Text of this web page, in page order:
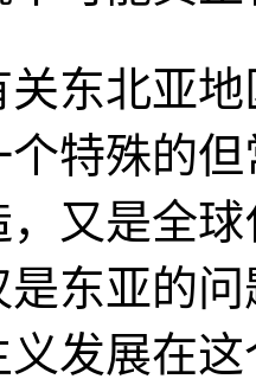
关东北亚
特殊的
，又是全
是东亚的
义发展在